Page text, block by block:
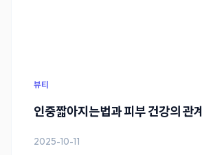
뷰티
인중짧아지는법과 피부 건강의 관계
2025-10-11